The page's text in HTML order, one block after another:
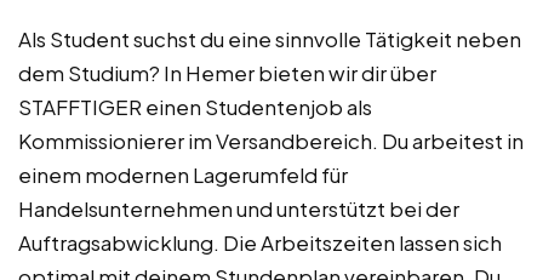
Als Student suchst du eine sinnvolle Tätigkeit neben
dem Studium? In Hemer bieten wir dir über
STAFFTIGER einen Studentenjob als
Kommissionierer im Versandbereich. Du arbeitest in
einem modernen Lagerumfeld für
Handelsunternehmen und unterstützt bei der
Auftragsabwicklung. Die Arbeitszeiten lassen sich